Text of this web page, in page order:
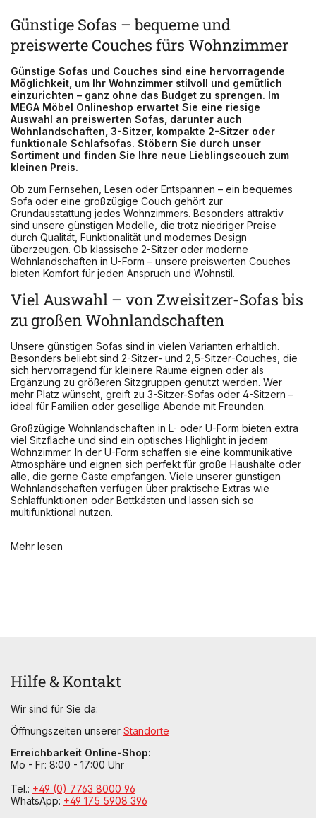
Günstige Sofas – bequeme und
preiswerte Couches fürs Wohnzimmer
Günstige Sofas und Couches sind eine hervorragende
Möglichkeit, um Ihr Wohnzimmer stilvoll und gemütlich
einzurichten – ganz ohne das Budget zu sprengen. Im
MEGA Möbel Onlineshop erwartet Sie eine riesige
Auswahl an preiswerten Sofas, darunter auch
Wohnlandschaften, 3-Sitzer, kompakte 2-Sitzer oder
funktionale Schlafsofas. Stöbern Sie durch unser
Sortiment und finden Sie Ihre neue Lieblingscouch zum
kleinen Preis.
Ob zum Fernsehen, Lesen oder Entspannen – ein bequemes
Sofa oder eine großzügige Couch gehört zur
Grundausstattung jedes Wohnzimmers. Besonders attraktiv
sind unsere günstigen Modelle, die trotz niedriger Preise
durch Qualität, Funktionalität und modernes Design
überzeugen. Ob klassische 2-Sitzer oder moderne
Wohnlandschaften in U-Form – unsere preiswerten Couches
bieten Komfort für jeden Anspruch und Wohnstil.
Viel Auswahl – von Zweisitzer-Sofas bis
zu großen Wohnlandschaften
Unsere günstigen Sofas sind in vielen Varianten erhältlich.
Besonders beliebt sind 2-Sitzer- und 2,5-Sitzer-Couches, die
sich hervorragend für kleinere Räume eignen oder als
Ergänzung zu größeren Sitzgruppen genutzt werden. Wer
mehr Platz wünscht, greift zu 3-Sitzer-Sofas oder 4-Sitzern –
ideal für Familien oder gesellige Abende mit Freunden.
Großzügige Wohnlandschaften in L- oder U-Form bieten extra
viel Sitzfläche und sind ein optisches Highlight in jedem
Wohnzimmer. In der U-Form schaffen sie eine kommunikative
Atmosphäre und eignen sich perfekt für große Haushalte oder
alle, die gerne Gäste empfangen. Viele unserer günstigen
Wohnlandschaften verfügen über praktische Extras wie
Schlaffunktionen oder Bettkästen und lassen sich so
multifunktional nutzen.
Mehr lesen
Hilfe & Kontakt
Wir sind für Sie da:
Öffnungszeiten unserer Standorte
Erreichbarkeit Online-Shop:
Mo - Fr: 8:00 - 17:00 Uhr
Tel.: +49 (0) 7763 8000 96
WhatsApp: +49 175 5908 396